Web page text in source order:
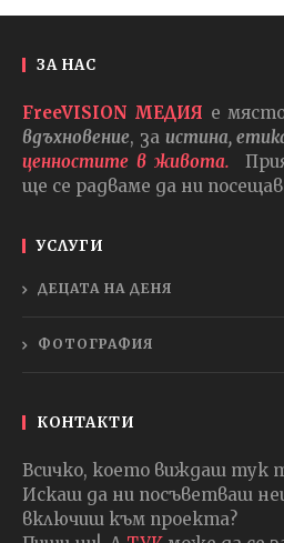
ЗА НАС
FreeVISION МЕДИЯ е
вдъхновение, за истина,
ценностите в живота.
ще се радваме да ни
УСЛУГИ
ДЕЦАТА НА ДЕНЯ
ФОТОГРАФИЯ
КОНТАКТИ
Всичко, което виждаш тук
Искаш да ни посъветваш
включиш към проекта?